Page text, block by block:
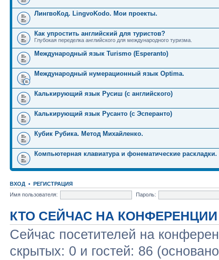
ЛингвоКод. LingvoKodo. Мои проекты.
Как упростить английский для туристов?
Глубокая переделка английского для международного туризма.
Международный язык Turismo (Esperanto)
Международный нумерационный язык Optima.
Калькирующий язык Русиш (с английского)
Калькирующий язык Русанто (с Эсперанто)
Кубик Рубика. Метод Михайленко.
Компьютерная клавиатура и фонематические раскладки.
ВХОД • РЕГИСТРАЦИЯ
Имя пользователя:
Пароль:
КТО СЕЙЧАС НА КОНФЕРЕНЦИИ
Сейчас посетителей на
скрытых: 0 и гостей: 86